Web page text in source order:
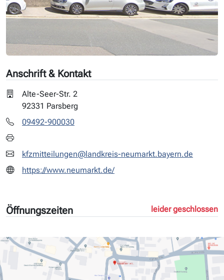
Anschrift & Kontakt
Alte-Seer-Str. 2
92331 Parsberg
09492-900030
kfzmitteilungen@landkreis-neumarkt.bayern.de
https://www.neumarkt.de/
Öffnungszeiten leider geschlossen